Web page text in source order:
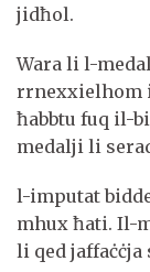
jidħol.
Wara li l-
rrnexxielhom
ħabbtu fuq il-
medalji li
l-imputat
mhux ħati. Il-
li qed jaffaċċja